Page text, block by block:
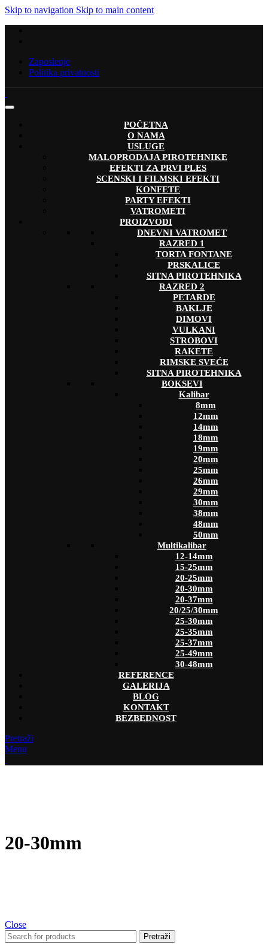
Skip to navigation Skip to main content
Zaposlenje
Politika privatnosti
POČETNA
O NAMA
USLUGE
MALOPRODAJA PIROTEHNIKE
EFEKTI ZA PRVI PLES
SCENSKI I FILMSKI EFEKTI
KONFETE
PARTY EFEKTI
VATROMETI
PROIZVODI
DNEVNI VATROMET
RAZRED 1
TORTA FONTANE
PRSKALICE
SITNA PIROTEHNIKA
RAZRED 2
PETARDE
BAKLJE
DIMOVI
VULKANI
STROBOVI
RAKETE
RIMSKE SVEĆE
SITNA PIROTEHNIKA
BOKSEVI
Kalibar
8mm
12mm
14mm
18mm
19mm
20mm
25mm
26mm
29mm
30mm
38mm
48mm
50mm
Multikalibar
12-14mm
15-25mm
20-25mm
20-30mm
20-37mm
20/25/30mm
25-30mm
25-35mm
25-37mm
25-49mm
30-48mm
REFERENCE
GALERIJA
BLOG
KONTAKT
BEZBEDNOST
Pretraži
Menu
20-30mm
Close
Pretraži